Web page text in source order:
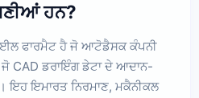
ਹਨ?
ਫਾਰਮੈਟ ਹੈ ਜੋ ਆਟੋਡੈਸਕ ਕੰਪਨੀ
CAD ਡਰਾਇੰਗ ਡੇਟਾ ਦੇ ਆਦਾਨ-
ਇਹ ਇਮਾਰਤ ਨਿਰਮਾਣ, ਮਕੈਨੀਕਲ